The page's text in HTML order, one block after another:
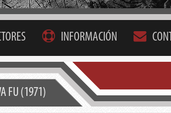
INFORMACIÓN
FU (1971)